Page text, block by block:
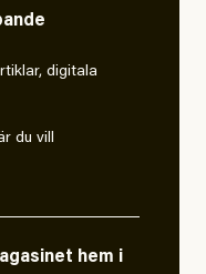
digitala
du vill
hem i